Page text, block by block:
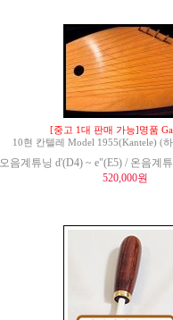
[중고 1대 판매 가능]명품
10현 칸텔레 Model 1955(Kantele) (
오음계튜닝 d'(D4) ~ e"(E5) / 온음계
520,000원